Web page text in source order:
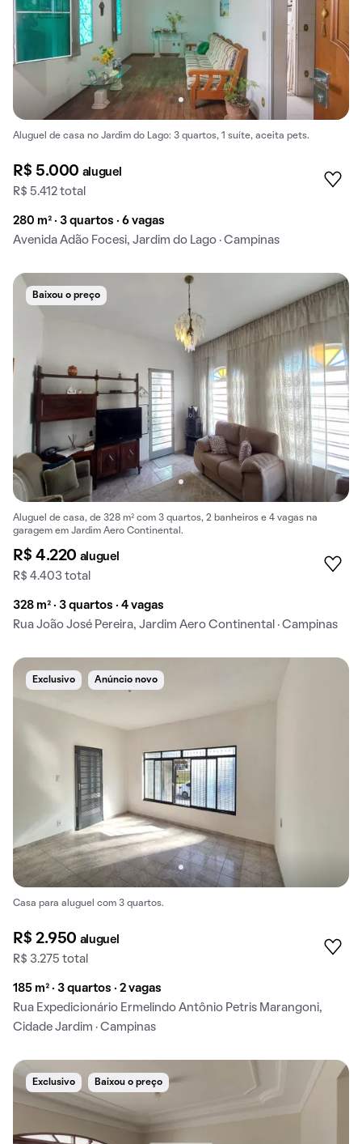
Aluguel de casa no Jardim do Lago: 3 quartos, 1 suíte, aceita pets.
R$ 5.000 aluguel
R$ 5.412 total
280 m² · 3 quartos · 6 vagas
Avenida Adão Focesi, Jardim do Lago · Campinas
Baixou o preço
Aluguel de casa, de 328 m² com 3 quartos, 2 banheiros e 4 vagas na
garagem em Jardim Aero Continental.
R$ 4.220 aluguel
R$ 4.403 total
328 m² · 3 quartos · 4 vagas
Rua João José Pereira, Jardim Aero Continental · Campinas
Exclusivo Anúncio novo
Casa para aluguel com 3 quartos.
R$ 2.950 aluguel
R$ 3.275 total
185 m² · 3 quartos · 2 vagas
Rua Expedicionário Ermelindo Antônio Petris Marangoni,
Cidade Jardim · Campinas
Exclusivo Baixou o preço